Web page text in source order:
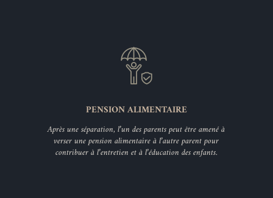
PENSION ALIMENTAIRE
Après une séparation, l’un des parents peut être amené à
verser une pension alimentaire à l’autre parent pour
contribuer à l’entretien et à l’éducation des enfants.